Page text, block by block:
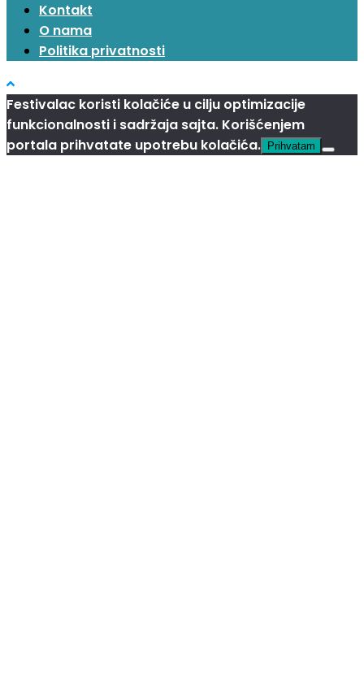
Kontakt
O nama
Politika privatnosti
Festivalac koristi kolačiće u cilju optimizacije
funkcionalnosti i sadržaja sajta. Korišćenjem
portala prihvatate upotrebu kolačića.
Prihvatam